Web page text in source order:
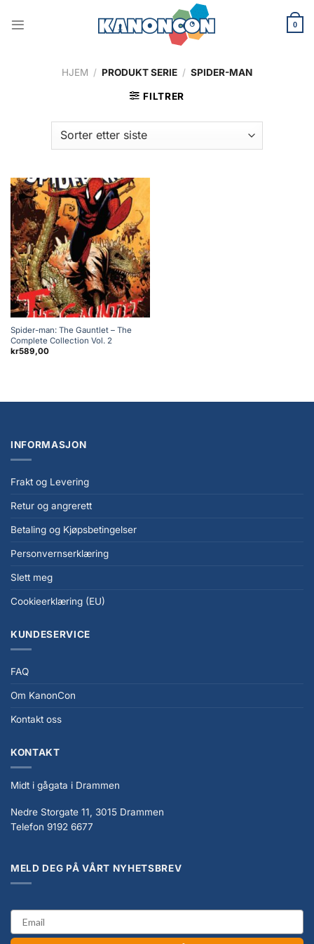
0
HJEM / PRODUKT SERIE / SPIDER-MAN
FILTRER
Spider-man: The Gauntlet – The
Complete Collection Vol. 2
kr589,00
INFORMASJON
Frakt og Levering
Retur og angrerett
Betaling og Kjøpsbetingelser
Personvernserklæring
Slett meg
Cookieerklæring (EU)
KUNDESERVICE
FAQ
Om KanonCon
Kontakt oss
KONTAKT
Midt i gågata i Drammen
Nedre Storgate 11, 3015 Drammen
Telefon 9192 6677
MELD DEG PÅ VÅRT NYHETSBREV
email